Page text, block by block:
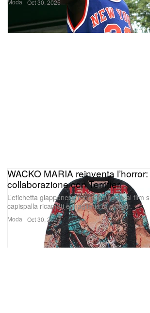
Moda Oct 30, 2025
Moda
WACKO MARIA reinventa
collaborazione con Terrifier
L’etichetta giapponese rende omaggio al film
capispalla ricamati e maglieria in mohair.
Oct 30, 2025